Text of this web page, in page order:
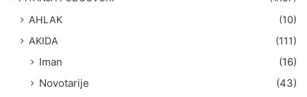
AHLAK
(10)
AKIDA
(111)
Iman
(16)
Novotarije
(43)